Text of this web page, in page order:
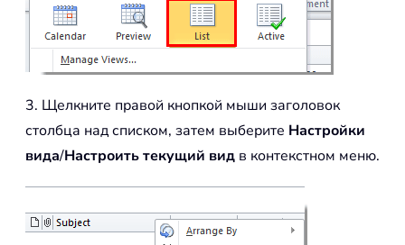
3. Щелкните правой кнопкой мыши заголовок
столбца над списком, затем выберите Настройки
вида/Настроить текущий вид в контекстном меню.